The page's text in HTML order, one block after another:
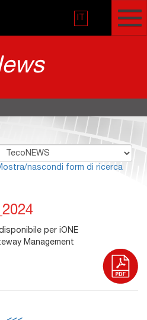
IT
nascondi form di ricerca
per iONE
Management